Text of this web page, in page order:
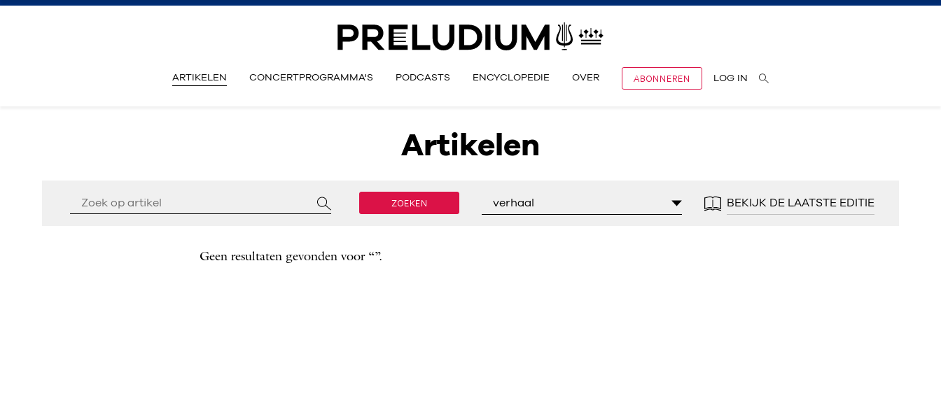
ARTIKELEN CONCERTPROGRAMMA'S PODCASTS ENCYCLOPEDIE OVER ABONNEREN LOG IN
Artikelen
ZOEKEN verhaal BEKIJK DE LAATSTE EDITIE
Geen resultaten gevonden voor “”.